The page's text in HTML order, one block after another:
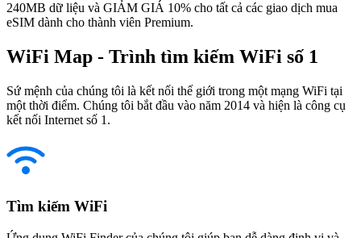
240MB dữ liệu và GIẢM GIÁ 10% cho tất cả các giao dịch mua
eSIM dành cho thành viên Premium.
WiFi Map - Trình tìm kiếm WiFi số 1
Sứ mệnh của chúng tôi là kết nối thế giới trong một mạng WiFi tại
một thời điểm. Chúng tôi bắt đầu vào năm 2014 và hiện là công cụ
kết nối Internet số 1.
Tìm kiếm WiFi